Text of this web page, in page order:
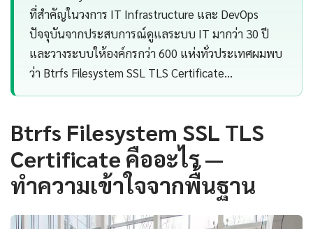
ที่สำคัญในวงการ IT Infrastructure และ DevOps
ปัจจุบันจากประสบการณ์ดูแลระบบ IT มากว่า 30 ปี
และวางระบบให้องค์กรกว่า 600 แห่งทั่วประเทศผมพบ
ว่า Btrfs Filesystem SSL TLS Certificate…
Btrfs Filesystem SSL TLS
Certificate คืออะไร —
ทำความเข้าใจจากพื้นฐาน